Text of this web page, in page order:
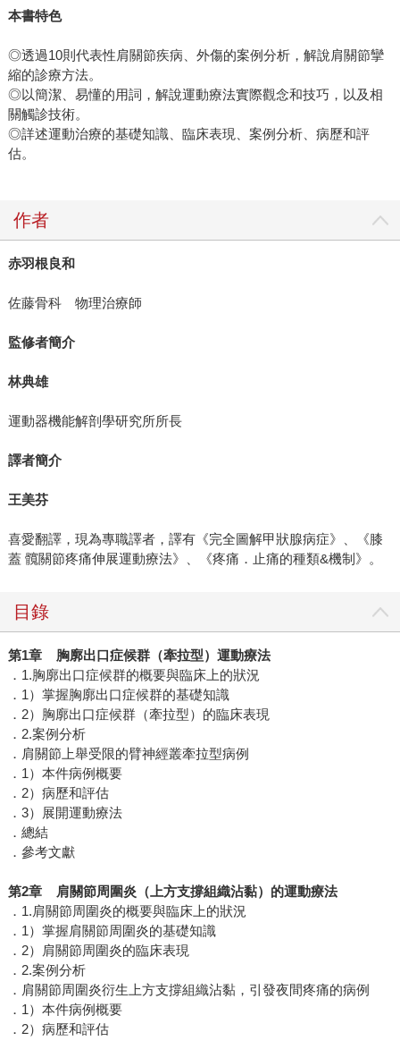
本書特色
◎透過10則代表性肩關節疾病、外傷的案例分析，解說肩關節攣
縮的診療方法。
◎以簡潔、易懂的用詞，解說運動療法實際觀念和技巧，以及相
關觸診技術。
◎詳述運動治療的基礎知識、臨床表現、案例分析、病歷和評
估。
作者
赤羽根良和
佐藤骨科 物理治療師
監修者簡介
林典雄
運動器機能解剖學研究所所長
譯者簡介
王美芬
喜愛翻譯，現為專職譯者，譯有《完全圖解甲狀腺病症》、《膝
蓋 髖關節疼痛伸展運動療法》、《疼痛．止痛的種類&機制》。
目錄
第1章 胸廓出口症候群（牽拉型）運動療法
．1.胸廓出口症候群的概要與臨床上的狀況
．1）掌握胸廓出口症候群的基礎知識
．2）胸廓出口症候群（牽拉型）的臨床表現
．2.案例分析
．肩關節上舉受限的臂神經叢牽拉型病例
．1）本件病例概要
．2）病歷和評估
．3）展開運動療法
．總結
．參考文獻
第2章 肩關節周圍炎（上方支撐組織沾黏）的運動療法
．1.肩關節周圍炎的概要與臨床上的狀況
．1）掌握肩關節周圍炎的基礎知識
．2）肩關節周圍炎的臨床表現
．2.案例分析
．肩關節周圍炎衍生上方支撐組織沾黏，引發夜間疼痛的病例
．1）本件病例概要
．2）病歷和評估